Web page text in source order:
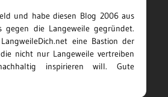
und habe diesen Blog 2006 aus
gegen die Langeweile gegründet.
eine Bastion der
nicht nur Langeweile vertreiben
inspirieren will. Gute